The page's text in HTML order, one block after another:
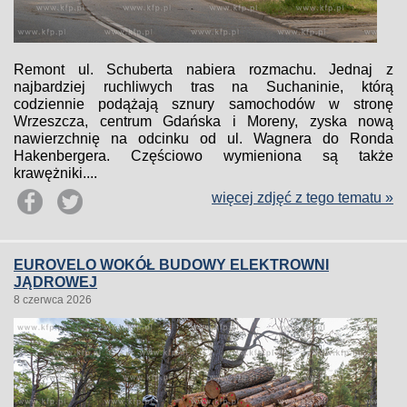
Remont ul. Schuberta nabiera rozmachu. Jednaj z
najbardziej ruchliwych tras na Suchaninie, którą
codziennie podążają sznury samochodów w stronę
Wrzeszcza, centrum Gdańska i Moreny, zyska nową
nawierzchnię na odcinku od ul. Wagnera do Ronda
Hakenbergera. Częściowo wymieniona są także
krawężniki....
więcej zdjęć z tego tematu »
EUROVELO WOKÓŁ BUDOWY ELEKTROWNI
JĄDROWEJ
8 czerwca 2026